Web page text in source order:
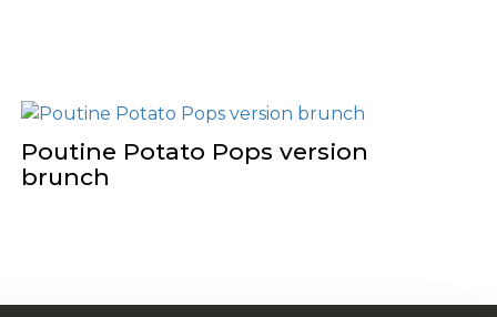
Poutine Potato Pops version
brunch